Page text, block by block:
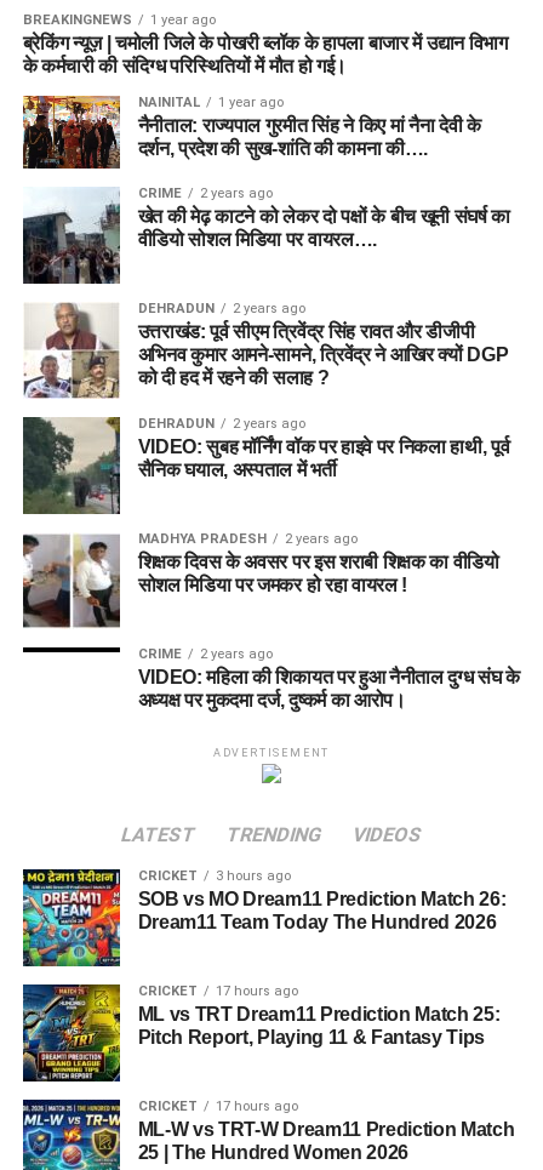
BREAKINGNEWS 1 year ago
ब्रेकिंग न्यूज़ | चमोली जिले के पोखरी ब्लॉक के हापला बाजार में उद्यान विभाग
के कर्मचारी की संदिग्ध परिस्थितियों में मौत हो गई।
NAINITAL 1 year ago
नैनीताल: राज्यपाल गुरमीत सिंह ने किए मां नैना देवी के
दर्शन, प्रदेश की सुख-शांति की कामना की….
CRIME 2 years ago
खेत की मेढ़ काटने को लेकर दो पक्षों के बीच खूनी संघर्ष का
वीडियो सोशल मिडिया पर वायरल….
DEHRADUN 2 years ago
उत्तराखंड: पूर्व सीएम त्रिवेंद्र सिंह रावत और डीजीपी
अभिनव कुमार आमने-सामने, त्रिवेंद्र ने आखिर क्यों DGP
को दी हद में रहने की सलाह ?
DEHRADUN 2 years ago
VIDEO: सुबह मॉर्निंग वॉक पर हाइवे पर निकला हाथी, पूर्व
सैनिक घयाल, अस्पताल में भर्ती
MADHYA PRADESH 2 years ago
शिक्षक दिवस के अवसर पर इस शराबी शिक्षक का वीडियो
सोशल मिडिया पर जमकर हो रहा वायरल !
CRIME 2 years ago
VIDEO: महिला की शिकायत पर हुआ नैनीताल दुग्ध संघ के
अध्यक्ष पर मुकदमा दर्ज, दुष्कर्म का आरोप।
ADVERTISEMENT
LATEST TRENDING VIDEOS
CRICKET 3 hours ago
SOB vs MO Dream11 Prediction Match 26:
Dream11 Team Today The Hundred 2026
CRICKET 17 hours ago
ML vs TRT Dream11 Prediction Match 25:
Pitch Report, Playing 11 & Fantasy Tips
CRICKET 17 hours ago
ML-W vs TRT-W Dream11 Prediction Match
25 | The Hundred Women 2026